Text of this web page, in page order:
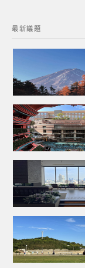
最新議題